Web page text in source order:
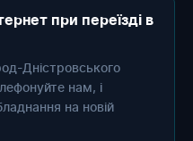
при переїзді в
Дністровського
нам, і
на новій